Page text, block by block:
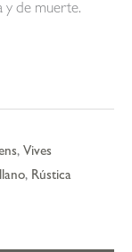
y de muerte.
, Vives
, Rústica